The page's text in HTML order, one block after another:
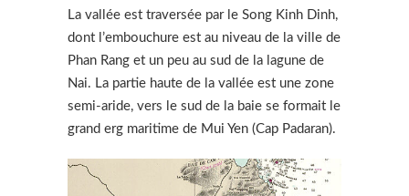
La vallée est traversée par le Song Kinh Dinh,
dont l’embouchure est au niveau de la ville de
Phan Rang et un peu au sud de la lagune de
Nai. La partie haute de la vallée est une zone
semi-aride, vers le sud de la baie se formait le
grand erg maritime de Mui Yen (Cap Padaran).